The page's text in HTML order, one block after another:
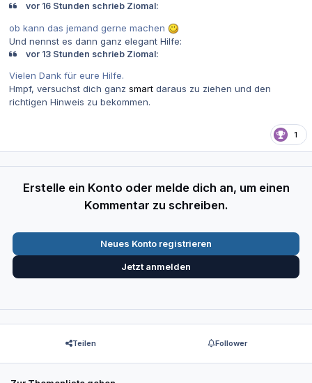
vor 16 Stunden schrieb Ziomal:
ob kann das jemand gerne machen
Und nennst es dann ganz elegant Hilfe:
vor 13 Stunden schrieb Ziomal:
Vielen Dank für eure Hilfe.
Hmpf, versuchst dich ganz smart daraus zu ziehen und den
richtigen Hinweis zu bekommen.
1
Erstelle ein Konto oder melde dich an, um einen
Kommentar zu schreiben.
Neues Konto registrieren
Jetzt anmelden
Teilen Follower